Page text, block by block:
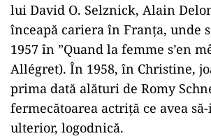
lui David O. Selznick, Alain
înceapă cariera în Franța, unde
1957 în ”Quand la femme s’en
Allégret). În 1958, în Christine,
prima dată alături de Romy
fermecătoarea actriță ce avea
ulterior, logodnică.